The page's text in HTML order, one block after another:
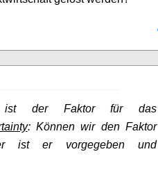
der Faktor für das
: Können wir den Faktor
ist er vorgegeben und